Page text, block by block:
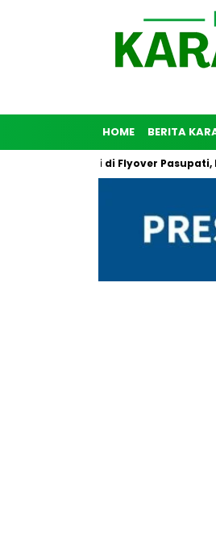
HOME BERITA
Diri di Flyover Pasupati, Polisi